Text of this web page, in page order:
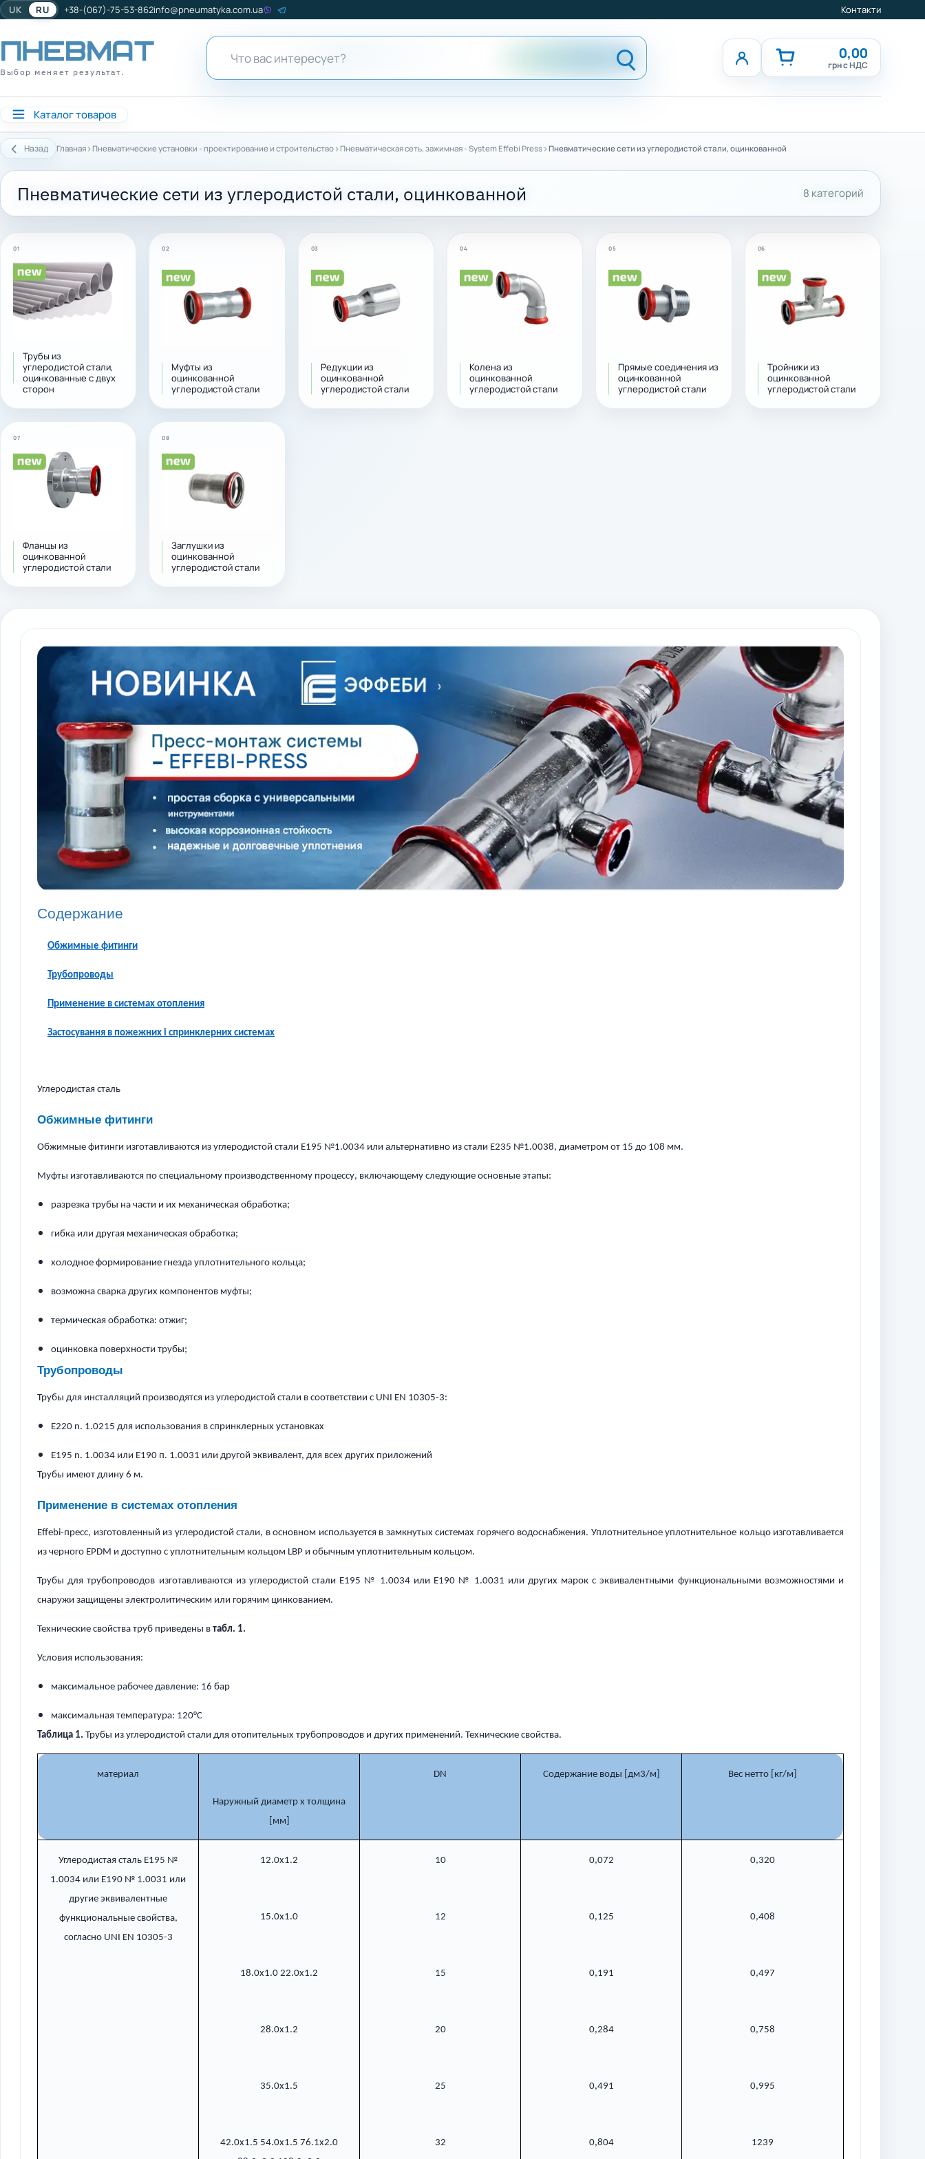
UK RU +38-(067)-75-53-862info@pneumatyka.com.ua Контакти
Выбор меняет результат.
0,00
грн с НДС
Каталог товаров
Назад Главная › Пневматические установки - проектирование и строительство ›Пневматическая сеть, зажимная - System Effebi Press ›Пневматические сети из углеродистой стали, оцинкованной
Пневматические сети из углеродистой стали, оцинкованной 8 категорий
01
Трубы из
углеродистой стали,
оцинкованные с двух
сторон
02
Муфты из
оцинкованной
углеродистой стали
03
Редукции из
оцинкованной
углеродистой стали
04
Колена из
оцинкованной
углеродистой стали
05
Прямые соединения из
оцинкованной
углеродистой стали
06
Тройники из
оцинкованной
углеродистой стали
07
Фланцы из
оцинкованной
углеродистой стали
08
Заглушки из
оцинкованной
углеродистой стали
Содержание
Обжимные фитинги
Трубопроводы
Применение в системах отопления
Застосування в пожежних і спринклерних системах
Углеродистая сталь
Обжимные фитинги
Обжимные фитинги изготавливаются из углеродистой стали E195 №1.0034 или альтернативно из стали E235 №1.0038, диаметром от 15 до 108 мм.
Муфты изготавливаются по специальному производственному процессу, включающему следующие основные этапы:
разрезка трубы на части и их механическая обработка;
гибка или другая механическая обработка;
холодное формирование гнезда уплотнительного кольца;
возможна сварка других компонентов муфты;
термическая обработка: отжиг;
оцинковка поверхности трубы;
Трубопроводы
Трубы для инсталляций производятся из углеродистой стали в соответствии с UNI EN 10305-3:
E220 n. 1.0215 для использования в спринклерных установках
E195 n. 1.0034 или E190 п. 1.0031 или другой эквивалент, для всех других приложений
Трубы имеют длину 6 м.
Применение в системах отопления
Effebi-пресс, изготовленный из углеродистой стали, в основном используется в замкнутых системах горячего водоснабжения. Уплотнительное уплотнительное кольцо изготавливается
из черного EPDM и доступно с уплотнительным кольцом LBP и обычным уплотнительным кольцом.
Трубы для трубопроводов изготавливаются из углеродистой стали E195 № 1.0034 или E190 № 1.0031 или других марок с эквивалентными функциональными возможностями и
снаружи защищены электролитическим или горячим цинкованием.
Технические свойства труб приведены в табл. 1.
Условия использования:
максимальное рабочее давление: 16 бар
максимальная температура: 120°C
Таблица 1. Трубы из углеродистой стали для отопительных трубопроводов и других применений. Технические свойства.
материал
Наружный диаметр x толщина
[мм]
DN Содержание воды [дм3/м] Вес нетто [кг/м]
Углеродистая сталь E195 №
1.0034 или E190 № 1.0031 или
другие эквивалентные
функциональные свойства,
согласно UNI EN 10305-3
12.0x1.2
15.0x1.0
18.0x1.0 22.0x1.2
28.0x1.2
35.0x1.5
42.0x1.5 54.0x1.5 76.1x2.0
10
12
15
20
25
32
0,072
0,125
0,191
0,284
0,491
0,804
0,320
0,408
0,497
0,758
0,995
1239